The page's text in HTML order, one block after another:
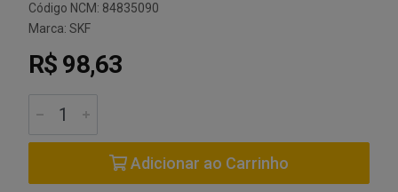
Código NCM: 84835090
Marca: SKF
R$ 98,63
Adicionar ao Carrinho